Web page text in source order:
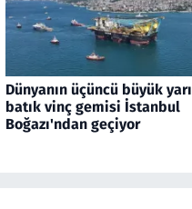
Dünyanın üçüncü büyük yarı
batık vinç gemisi İstanbul
Boğazı'ndan geçiyor